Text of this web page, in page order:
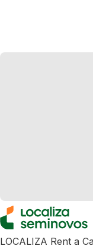
LOCALIZA Rent a